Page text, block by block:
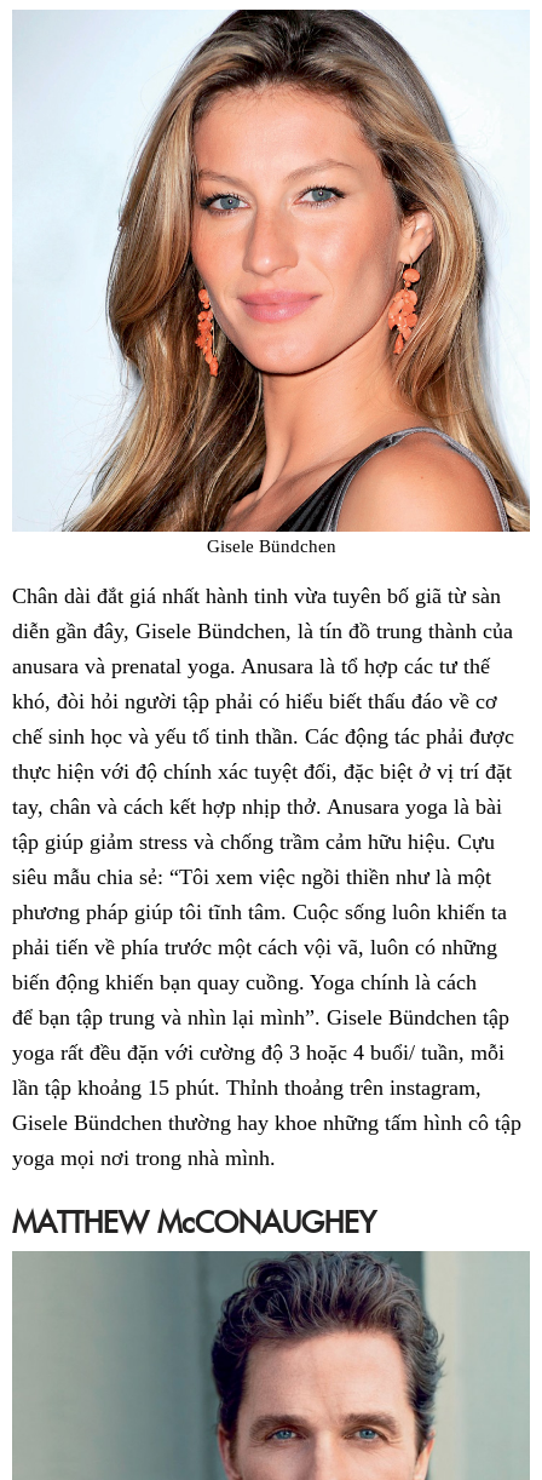
Gisele Bündchen
Chân dài đắt giá nhất hành tinh vừa tuyên bố giã từ sàn
diễn gần đây, Gisele Bündchen, là tín đồ trung thành của
anusara và prenatal yoga. Anusara là tổ hợp các tư thế
khó, đòi hỏi người tập phải có hiểu biết thấu đáo về cơ
chế sinh học và yếu tố tinh thần. Các động tác phải được
thực hiện với độ chính xác tuyệt đối, đặc biệt ở vị trí đặt
tay, chân và cách kết hợp nhịp thở. Anusara yoga là bài
tập giúp giảm stress và chống trầm cảm hữu hiệu. Cựu
siêu mẫu chia sẻ: “Tôi xem việc ngồi thiền như là một
phương pháp giúp tôi tĩnh tâm. Cuộc sống luôn khiến ta
phải tiến về phía trước một cách vội vã, luôn có những
biến động khiến bạn quay cuồng. Yoga chính là cách
để bạn tập trung và nhìn lại mình”. Gisele Bündchen tập
yoga rất đều đặn với cường độ 3 hoặc 4 buổi/ tuần, mỗi
lần tập khoảng 15 phút. Thỉnh thoảng trên instagram,
Gisele Bündchen thường hay khoe những tấm hình cô tập
yoga mọi nơi trong nhà mình.
MATTHEW McCONAUGHEY